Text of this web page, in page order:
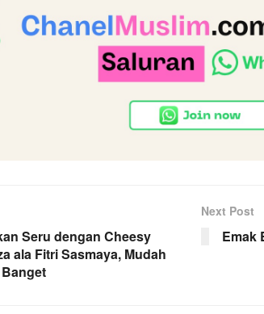
Seru dengan Cheesy
ala Fitri Sasmaya, Mudah
Next Post
Emak